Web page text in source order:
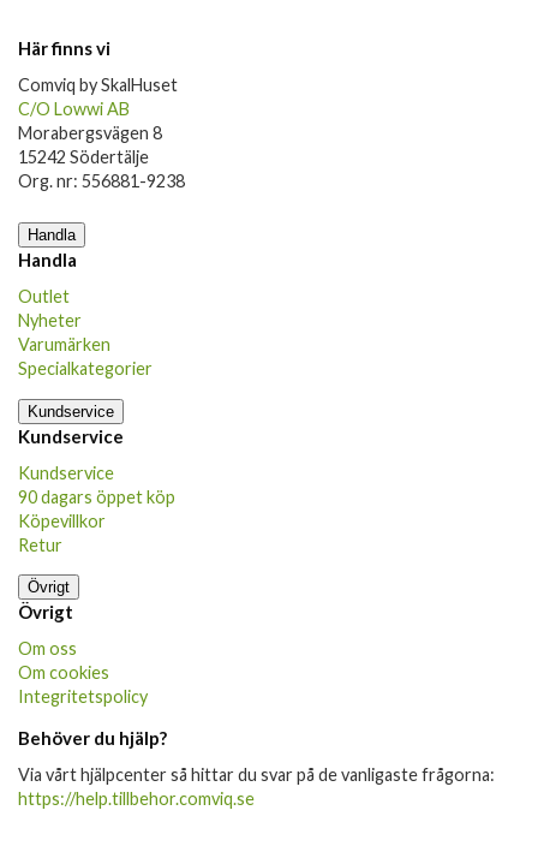
Här finns vi
Comviq by SkalHuset
C/O Lowwi AB
Morabergsvägen 8
15242 Södertälje
Org. nr: 556881-9238
Handla
Handla
Outlet
Nyheter
Varumärken
Specialkategorier
Kundservice
Kundservice
Kundservice
90 dagars öppet köp
Köpevillkor
Retur
Övrigt
Övrigt
Om oss
Om cookies
Integritetspolicy
Behöver du hjälp?
Via vårt hjälpcenter så hittar du svar på de vanligaste frågorna:
https://help.tillbehor.comviq.se